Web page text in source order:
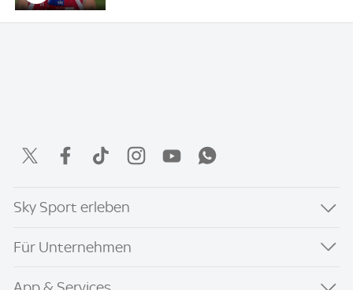
Sky Sport erleben
Für Unternehmen